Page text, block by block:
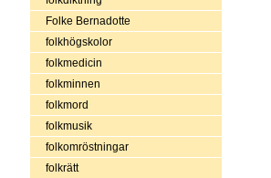
Folke Bernadotte
folkhögskolor
folkmedicin
folkminnen
folkmord
folkmusik
folkomröstningar
folkrätt